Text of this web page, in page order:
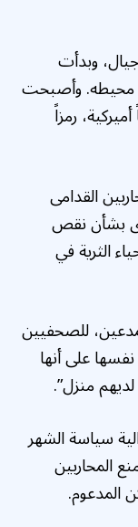
وبدأت
محيطه. وأصبحت
رمزاً
القدامى
بشأن نقص
الثرية في
للصحفيين
على أنها
منزل”.
سياسة الشهر
المحاربين
المدعوم.